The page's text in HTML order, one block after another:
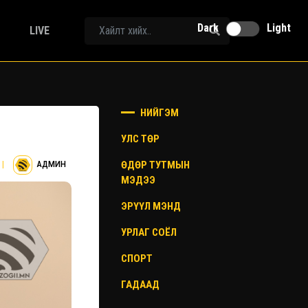
LIVE Dark Light
| АДМИН
НИЙГЭМ
УЛС ТӨР
ӨДӨР ТУТМЫН
МЭДЭЭ
ЭРҮҮЛ МЭНД
УРЛАГ СОЁЛ
СПОРТ
ГАДААД